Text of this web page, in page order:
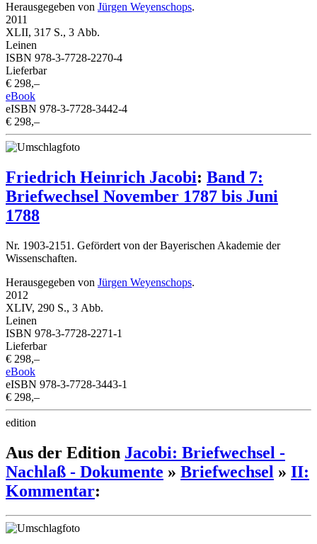
Herausgegeben von Jürgen Weyenschops.
2011
XLII, 317 S., 3 Abb.
Leinen
ISBN 978-3-7728-2270-4
Lieferbar
€ 298,–
eBook
eISBN 978-3-7728-3442-4
€ 298,–
Friedrich Heinrich Jacobi: Band 7:
Briefwechsel November 1787 bis Juni
1788
Nr. 1903-2151. Gefördert von der Bayerischen Akademie der
Wissenschaften.
Herausgegeben von Jürgen Weyenschops.
2012
XLIV, 290 S., 3 Abb.
Leinen
ISBN 978-3-7728-2271-1
Lieferbar
€ 298,–
eBook
eISBN 978-3-7728-3443-1
€ 298,–
edition
Aus der Edition Jacobi: Briefwechsel -
Nachlaß - Dokumente » Briefwechsel » II:
Kommentar: